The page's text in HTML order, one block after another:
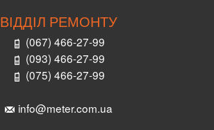
ВІДДІЛ РЕМОНТУ
(067) 466-27-99
(093) 466-27-99
(075) 466-27-99
info@meter.com.ua